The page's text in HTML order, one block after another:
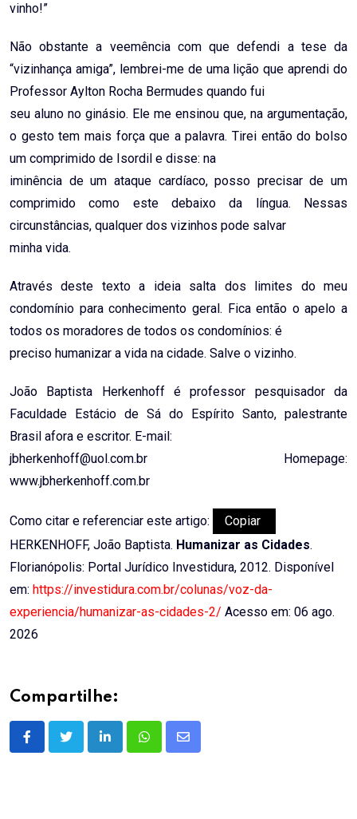
vinho!”
Não obstante a veemência com que defendi a tese da
“vizinhança amiga”, lembrei-me de uma lição que aprendi do
Professor Aylton Rocha Bermudes quando fui
seu aluno no ginásio. Ele me ensinou que, na argumentação,
o gesto tem mais força que a palavra. Tirei então do bolso
um comprimido de Isordil e disse: na
iminência de um ataque cardíaco, posso precisar de um
comprimido como este debaixo da língua. Nessas
circunstâncias, qualquer dos vizinhos pode salvar
minha vida.
Através deste texto a ideia salta dos limites do meu
condomínio para conhecimento geral. Fica então o apelo a
todos os moradores de todos os condomínios: é
preciso humanizar a vida na cidade. Salve o vizinho.
João Baptista Herkenhoff é professor pesquisador da
Faculdade Estácio de Sá do Espírito Santo, palestrante
Brasil afora e escritor. E-mail:
jbherkenhoff@uol.com.br Homepage:
www.jbherkenhoff.com.br
Como citar e referenciar este artigo:
Copiar
HERKENHOFF, João Baptista. Humanizar as Cidades.
Florianópolis: Portal Jurídico Investidura, 2012. Disponível
em: https://investidura.com.br/colunas/voz-da-
experiencia/humanizar-as-cidades-2/ Acesso em: 06 ago.
2026
Compartilhe:
LinkedInWhatsappShare